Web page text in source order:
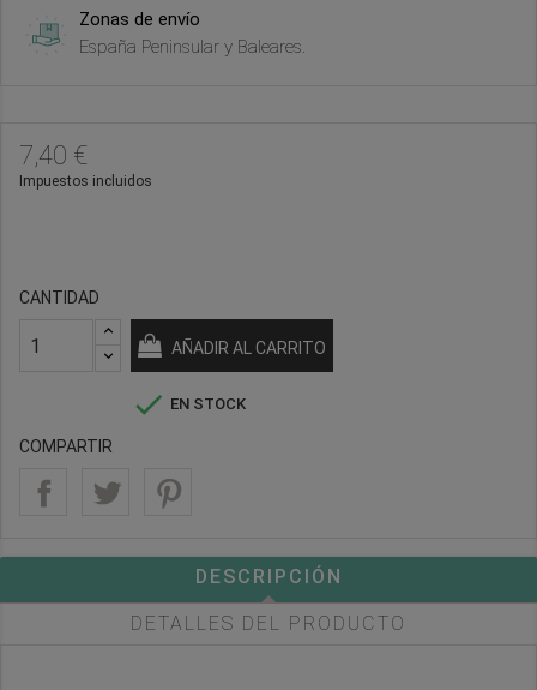
Zonas de envío
España Peninsular y Baleares.
7,40 €
Impuestos incluidos
CANTIDAD
AÑADIR AL CARRITO
 EN STOCK
COMPARTIR
DESCRIPCIÓN
DETALLES DEL PRODUCTO